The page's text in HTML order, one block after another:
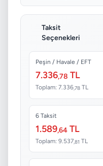
Taksit
Seçenekleri
Peşin / Havale / EFT
7.336,78 TL
Toplam: 7.336,78 TL
6 Taksit
1.589,64 TL
Toplam: 9.537,81 TL